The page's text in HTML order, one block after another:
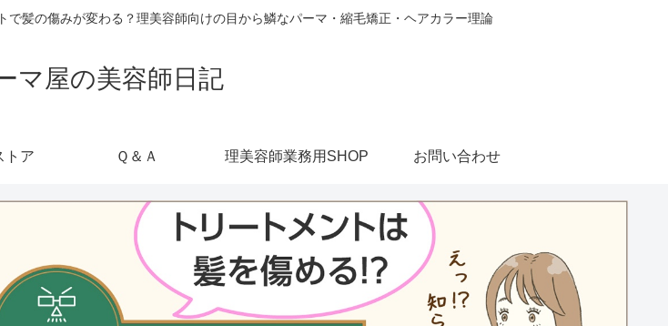
で髪の傷みが変わる？理美容師向けの目から鱗なパーマ・縮毛矯正・ヘアカラー理論
マ屋の美容師日記
トア Ｑ＆Ａ 理美容師業務用SHOP お問い合わせ